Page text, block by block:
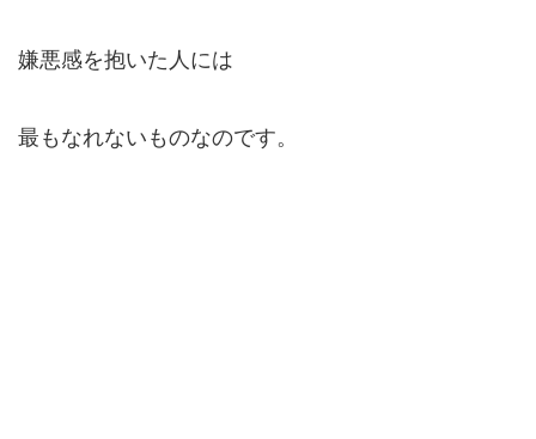
嫌悪感を抱いた人には
最もなれないものなのです。